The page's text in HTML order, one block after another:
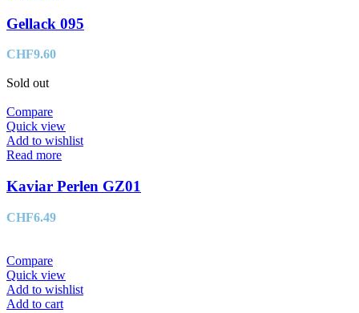
Gellack 095
CHF9.60
Sold out
Compare
Quick view
Add to wishlist
Read more
Kaviar Perlen GZ01
CHF6.49
Compare
Quick view
Add to wishlist
Add to cart